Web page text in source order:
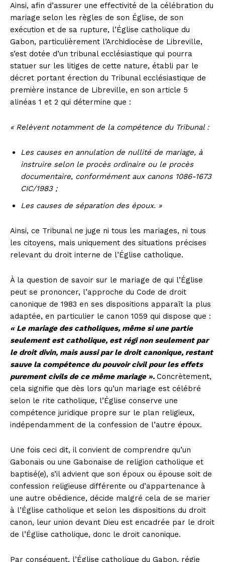
Ainsi, afin d’assurer une effectivité de la célébration du
mariage selon les règles de son Église, de son
exécution et de sa rupture, l’Église catholique du
Gabon, particulièrement l’Archidiocèse de Libreville,
s’est dotée d’un tribunal ecclésiastique qui pourra
statuer sur les litiges de cette nature, établi par le
décret portant érection du Tribunal ecclésiastique de
première instance de Libreville, en son article 5
alinéas 1 et 2 qui détermine que :
« Relèvent notamment de la compétence du Tribunal :
Les causes en annulation de nullité de mariage, à
instruire selon le procès ordinaire ou le procès
documentaire, conformément aux canons 1086-1673
CIC/1983 ;
Les causes de séparation des époux. »
Ainsi, ce Tribunal ne juge ni tous les mariages, ni tous
les citoyens, mais uniquement des situations précises
relevant du droit interne de l’Église catholique.
À la question de savoir sur le mariage de qui l’Église
peut se prononcer, l’approche du Code de droit
canonique de 1983 en ses dispositions apparaît la plus
adaptée, en particulier le canon 1059 qui dispose que :
« Le mariage des catholiques, même si une partie
seulement est catholique, est régi non seulement par
le droit divin, mais aussi par le droit canonique, restant
sauve la compétence du pouvoir civil pour les effets
purement civils de ce même mariage ». Concrètement,
cela signifie que dès lors qu’un mariage est célébré
selon le rite catholique, l’Église conserve une
compétence juridique propre sur le plan religieux,
indépendamment de la confession de l’autre époux.
Une fois ceci dit, il convient de comprendre qu’un
Gabonais ou une Gabonaise de religion catholique et
baptisé(e), s’il advient que son époux ou épouse soit de
confession religieuse différente ou d’appartenance à
une autre obédience, décide malgré cela de se marier
à l’Église catholique et selon les dispositions du droit
canon, leur union devant Dieu est encadrée par le droit
de l’Église catholique, donc le droit canonique.
Par conséquent, l’Église catholique du Gabon, régie